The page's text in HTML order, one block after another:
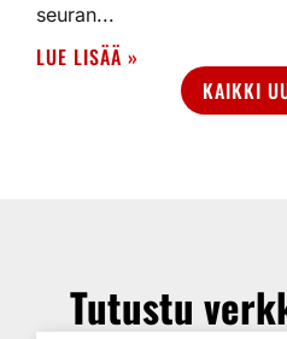
seuran...
LUE LISÄÄ »
KAIKKI
Tutustu